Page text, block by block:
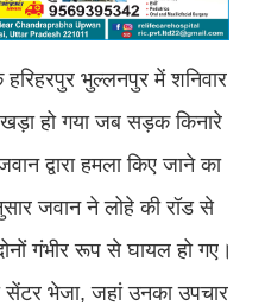
हरिहरपुर भुल्लनपुर में शनिवार
हो गया जब सड़क किनारे
द्वारा हमला किए जाने का
जवान ने लोहे की रॉड से
गंभीर रूप से घायल हो गए।
सेंटर भेजा, जहां उनका उपचार